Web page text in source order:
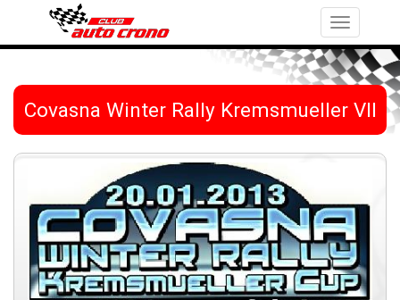
Toggle
navigation
Covasna Winter Rally Kremsmueller VII